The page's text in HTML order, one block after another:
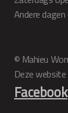
Andere
© Mahieu
Deze
Facebook